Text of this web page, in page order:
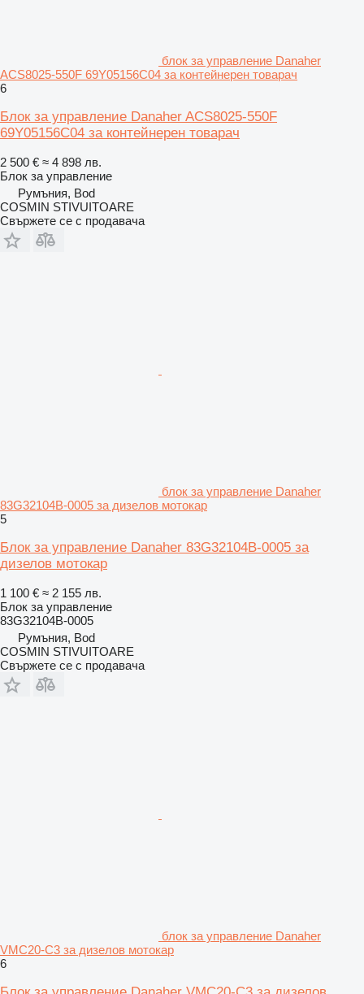
блок за управление Danaher
ACS8025-550F 69Y05156C04 за контейнерен товарач
6
Блок за управление Danaher ACS8025-550F
69Y05156C04 за контейнерен товарач
2 500 € ≈ 4 898 лв.
Блок за управление
Румъния, Bod
COSMIN STIVUITOARE
Свържете се с продавача
блок за управление Danaher
83G32104B-0005 за дизелов мотокар
5
Блок за управление Danaher 83G32104B-0005 за
дизелов мотокар
1 100 € ≈ 2 155 лв.
Блок за управление
83G32104B-0005
Румъния, Bod
COSMIN STIVUITOARE
Свържете се с продавача
блок за управление Danaher
VMC20-C3 за дизелов мотокар
6